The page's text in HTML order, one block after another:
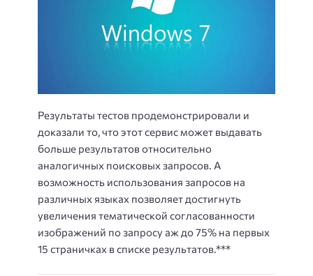
Результаты тестов продемонстрировали и
доказали то, что этот сервис может выдавать
больше результатов относительно
аналогичных поисковых запросов. А
возможность использования запросов на
различных языках позволяет достигнуть
увеличения тематической согласованности
изображений по запросу аж до 75% на первых
15 страничках в списке результатов.***